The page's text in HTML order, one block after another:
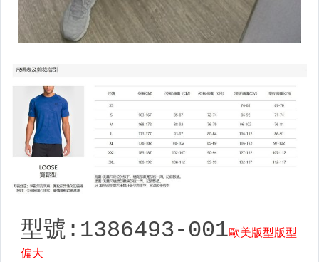
【Mizuno】男慢跑&路跑鞋款
【Mizuno】女長袖上衣
【Mizuno】女外套&套裝
【Mizuno】女短褲&長褲
【NIKE】服飾&配件類
【兒童】服飾專區
【兒童】鞋襪專區